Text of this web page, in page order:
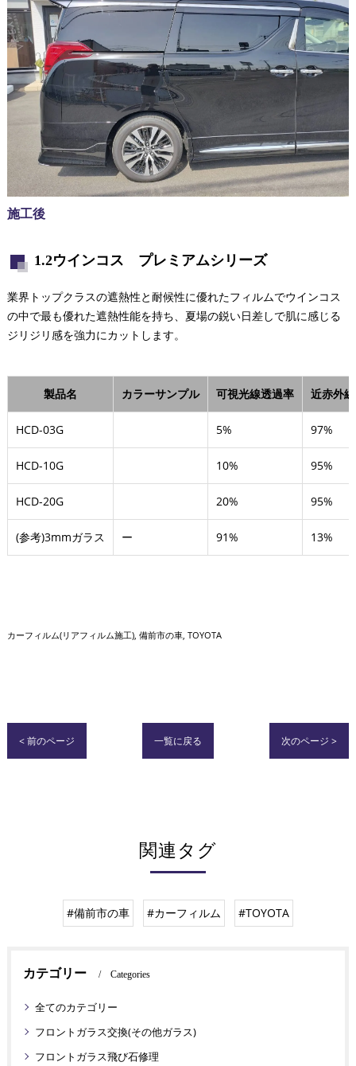
施工後
1.2ウインコス プレミアムシリーズ
業界トップクラスの遮熱性と耐候性に優れたフィルムでウインコス
の中で最も優れた遮熱性能を持ち、夏場の鋭い日差しで肌に感じる
ジリジリ感を強力にカットします。
製品名 カラーサンプル 可視光線透過率 近赤外
HCD-03G 5% 97%
HCD-10G 10% 95%
HCD-20G 20% 95%
(参考)3mmガラス ー 91% 13%
カーフィルム(リアフィルム施工) 備前市の車 TOYOTA
< 前のページ 一覧に戻る 次のページ >
関連タグ
#備前市の車 #カーフィルム #TOYOTA
カテゴリー Categories
全てのカテゴリー
フロントガラス交換(その他ガラス)
フロントガラス飛び石修理